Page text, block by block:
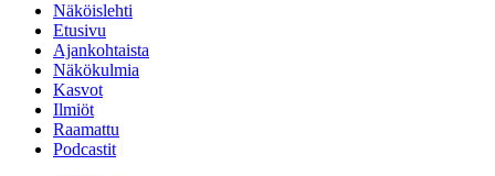
Näköislehti
Etusivu
Ajankohtaista
Näkökulmia
Kasvot
Ilmiöt
Raamattu
Podcastit